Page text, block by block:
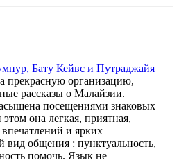
Бату Кейвс и Путраджайя
прекрасную организацию,
рассказы о Малайзии.
посещениями знаковых
она легкая, приятная,
и ярких
общения : пунктуальность,
помочь. Язык не